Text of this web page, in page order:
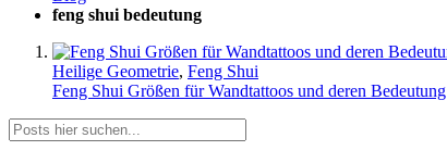
feng shui bedeutung
Heilige Geometrie, Feng Shui
Feng Shui Größen für Wandtattoos und deren Bedeutung
Suche